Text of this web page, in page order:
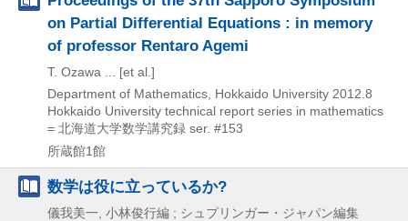
on Partial Differential Equations : in memory
of professor Rentaro Agemi
T. Ozawa ... [et al.]
Department of Mathematics, Hokkaido University 2012.8
Hokkaido University technical report series in mathematics
= 北海道大学数学講究録 ser. #153
所蔵館1館
数学は役に立っているか?
儀我美一, 小林俊行編 ; シュプリンガー・ジャパン編集